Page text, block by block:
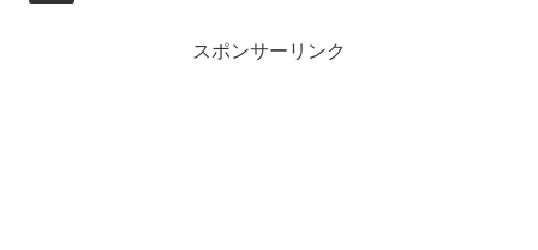
スポンサーリンク